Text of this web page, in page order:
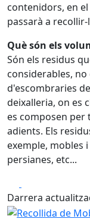
contenidors, en
passarà a
Què són els
Són els residus
considerables,
d'escombraries
deixalleria, on es
es composen per
adients. Els
exemple, mobles
persianes, etc...
Darrera
Recollida de